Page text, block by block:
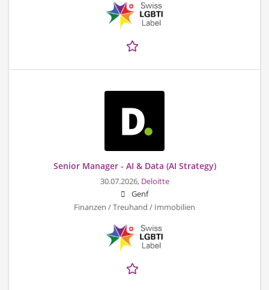
Senior Manager - AI & Data (AI Strategy)
30.07.2026, Deloitte
Genf
Finanzen / Treuhand / Immobilien